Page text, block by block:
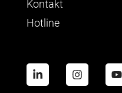
Kontakt
Hotline